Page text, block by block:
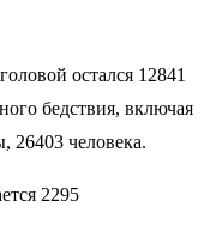
остался 12841
бедствия, включая
26403 человека.
2295